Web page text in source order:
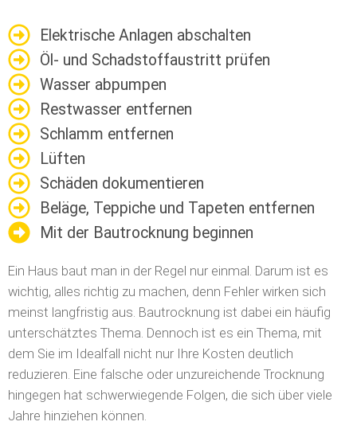
Elektrische Anlagen abschalten
Öl- und Schadstoffaustritt prüfen
Wasser abpumpen
Restwasser entfernen
Schlamm entfernen
Lüften
Schäden dokumentieren
Beläge, Teppiche und Tapeten entfernen
Mit der Bautrocknung beginnen
Ein Haus baut man in der Regel nur einmal. Darum ist es
wichtig, alles richtig zu machen, denn Fehler wirken sich
meinst langfristig aus. Bautrocknung ist dabei ein häufig
unterschätztes Thema. Dennoch ist es ein Thema, mit
dem Sie im Idealfall nicht nur Ihre Kosten deutlich
reduzieren. Eine falsche oder unzureichende Trocknung
hingegen hat schwerwiegende Folgen, die sich über viele
Jahre hinziehen können.